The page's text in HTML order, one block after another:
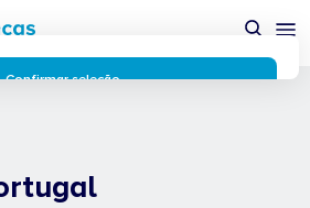
do portal Doutor Finanças e
e anúncios.
Saiba mais sobre as
dos cookiesaqui.
e estamos comprometidos com
ou armazenamos quaisquer dados
durante a navegação normal no
nosso website.
nosso website são limitados a cookies
Confirmar seleção